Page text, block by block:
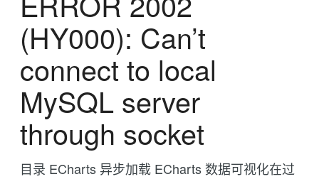
(HY000): Can’t
connect to local
MySQL server
through socket
目录 ECharts 异步加载 ECharts 数据可视化在过